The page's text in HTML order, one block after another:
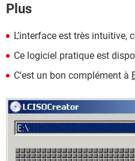
Plus
L’interface est très
Ce logiciel pratique est
C'est un bon complément à